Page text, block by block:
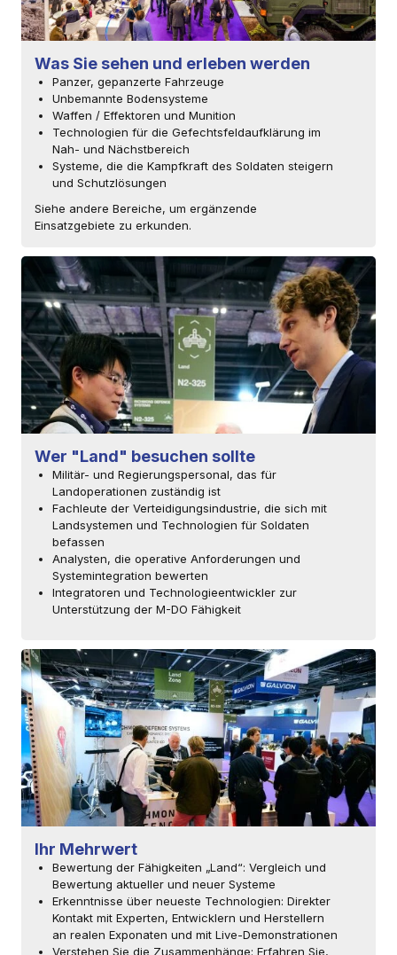
Was Sie sehen und erleben werden
Panzer, gepanzerte Fahrzeuge
Unbemannte Bodensysteme
Waffen / Effektoren und Munition
Technologien für die Gefechtsfeldaufklärung im
Nah- und Nächstbereich
Systeme, die die Kampfkraft des Soldaten steigern
und Schutzlösungen
Siehe andere Bereiche, um ergänzende
Einsatzgebiete zu erkunden.
Wer "Land" besuchen sollte
Militär- und Regierungspersonal, das für
Landoperationen zuständig ist
Fachleute der Verteidigungsindustrie, die sich mit
Landsystemen und Technologien für Soldaten
befassen
Analysten, die operative Anforderungen und
Systemintegration bewerten
Integratoren und Technologieentwickler zur
Unterstützung der M-DO Fähigkeit
Ihr Mehrwert
Bewertung der Fähigkeiten „Land“: Vergleich und
Bewertung aktueller und neuer Systeme
Erkenntnisse über neueste Technologien: Direkter
Kontakt mit Experten, Entwicklern und Herstellern
an realen Exponaten und mit Live-Demonstrationen
Verstehen Sie die Zusammenhänge: Erfahren Sie,